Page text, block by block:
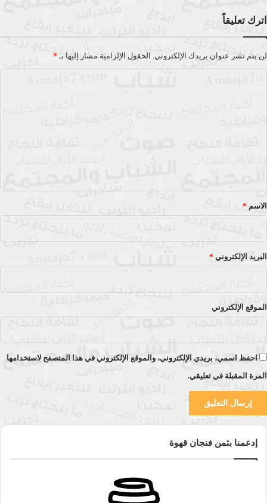
اترك تعليقاً
لن يتم نشر عنوان بريدك الإلكتروني. الحقول الإلزامية مشار إليها بـ *
*الاسم *
البريد الإلكتروني *
الموقع الإلكتروني
احفظ اسمي، بريدي الإلكتروني، والموقع الإلكتروني في هذا المتصفح لاستخدامها
المرة المقبلة في تعليقي.
إدعمنا بثمن فنجان قهوة